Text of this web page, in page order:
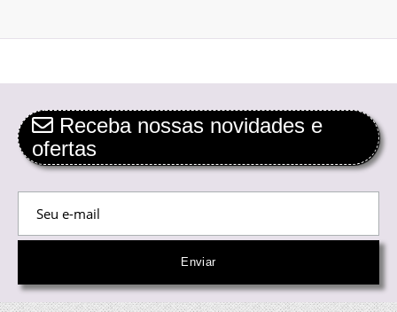
Receba nossas novidades e
ofertas